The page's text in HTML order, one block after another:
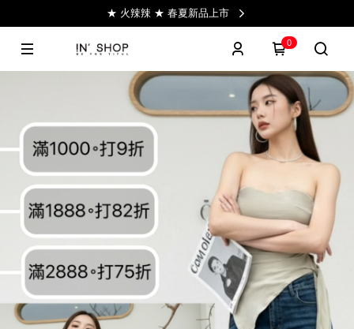
★ 火辣辣 ★ 春夏新品上市
0